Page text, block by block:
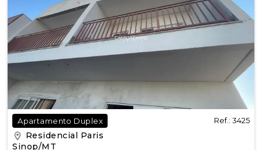
Apartamento Duplex Ref.: 3425
Residencial Paris
Sinop/MT